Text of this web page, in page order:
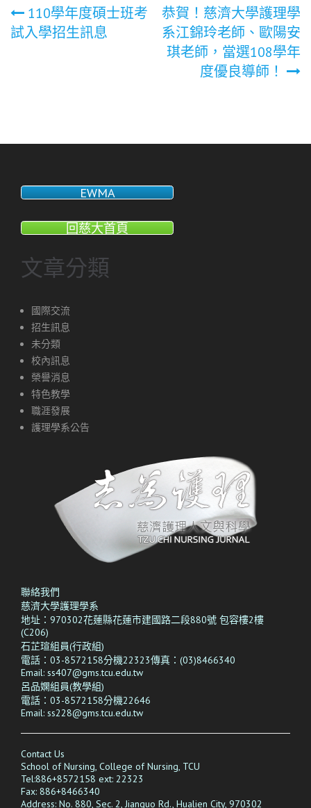
文
章
110學年度碩士班考
試入學招生訊息
恭賀！慈濟大學護理學
系江錦玲老師、歐陽安
琪老師，當選108學年
度優良導師！
EWMA
回慈大首頁
文章分類
國際交流
招生訊息
未分類
校內訊息
榮譽消息
特色教學
職涯發展
護理學系公告
聯絡我們
慈濟大學護理學系
地址：970302花蓮縣花蓮市建國路二段880號 包容樓2樓
(C206)
石芷瑄組員(行政組)
電話：03-8572158分機22323傳真：(03)8466340
Email: ss407@gms.tcu.edu.tw
呂品嫻組員(教學組)
電話：03-8572158分機22646
Email: ss228@gms.tcu.edu.tw
Contact Us
School of Nursing, College of Nursing, TCU
Tel:886+8572158 ext: 22323
Fax: 886+8466340
Address: No. 880, Sec. 2, Jianguo Rd., Hualien City, 970302